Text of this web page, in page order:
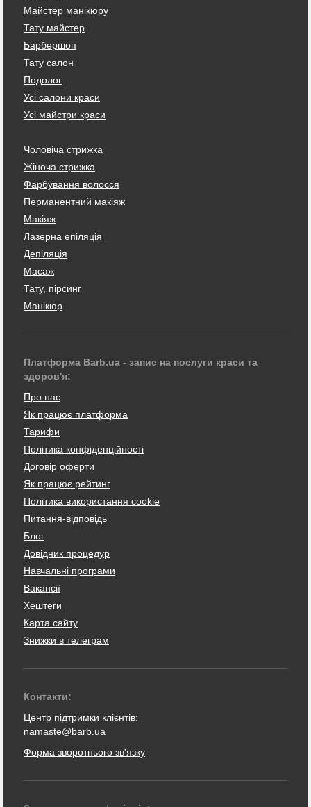
Майстер манікюру
Тату майстер
Барбершоп
Тату салон
Подолог
Усі салони краси
Усі майстри краси
Чоловіча стрижка
Жіноча стрижка
Фарбування волосся
Перманентний макіяж
Макіяж
Лазерна епіляція
Депіляція
Масаж
Тату, пірсинг
Манікюр
Платформа Barb.ua - запис на послуги краси та
здоров'я:
Про нас
Як працює платформа
Тарифи
Політика конфіденційності
Договір оферти
Як працює рейтинг
Політика використання cookie
Питання-відповідь
Блог
Довідник процедур
Навчальні програми
Вакансії
Хештеги
Карта сайту
Знижки в телеграм
Контакти:
Центр підтримки клієнтів:
namaste@barb.ua
Форма зворотнього зв'язку